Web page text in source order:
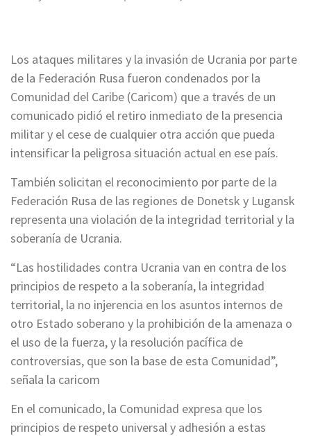
Los ataques militares y la invasión de Ucrania por parte
de la Federación Rusa fueron condenados por la
Comunidad del Caribe (Caricom) que a través de un
comunicado pidió el retiro inmediato de la presencia
militar y el cese de cualquier otra acción que pueda
intensificar la peligrosa situación actual en ese país.
También solicitan el reconocimiento por parte de la
Federación Rusa de las regiones de Donetsk y Lugansk
representa una violación de la integridad territorial y la
soberanía de Ucrania.
“Las hostilidades contra Ucrania van en contra de los
principios de respeto a la soberanía, la integridad
territorial, la no injerencia en los asuntos internos de
otro Estado soberano y la prohibición de la amenaza o
el uso de la fuerza, y la resolución pacífica de
controversias, que son la base de esta Comunidad”,
señala la caricom
En el comunicado, la Comunidad expresa que los
principios de respeto universal y adhesión a estas